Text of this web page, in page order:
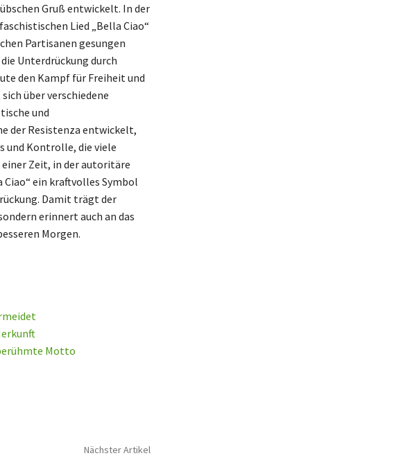
Gruß entwickelt. In der
Lied „Bella Ciao“
Partisanen gesungen
Unterdrückung durch
den Kampf für Freiheit und
über verschiedene
und
der Resistenza entwickelt,
und Kontrolle, die viele
Zeit, in der autoritäre
ein kraftvolles Symbol
Damit trägt der
erinnert auch an das
Morgen.
Motto
Nächster Artikel